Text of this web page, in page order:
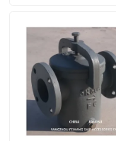
Produkte
Über uns
Fabrik Tour